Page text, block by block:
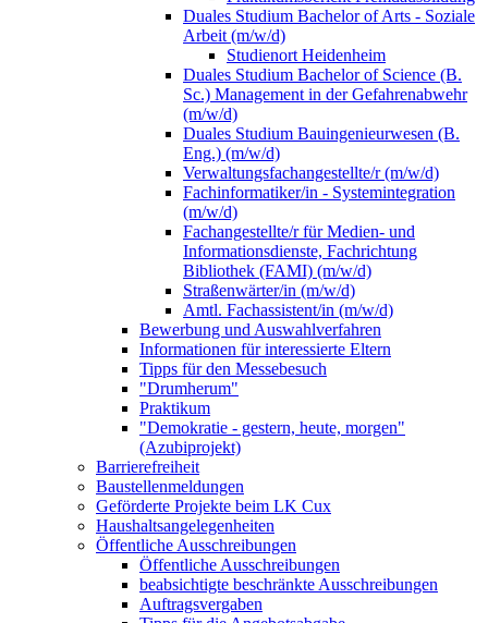
Duales Studium Bachelor of Arts - Soziale
Arbeit (m/w/d)
Studienort Heidenheim
Duales Studium Bachelor of Science (B.
Sc.) Management in der Gefahrenabwehr
(m/w/d)
Duales Studium Bauingenieurwesen (B.
Eng.) (m/w/d)
Verwaltungsfachangestellte/r (m/w/d)
Fachinformatiker/in - Systemintegration
(m/w/d)
Fachangestellte/r für Medien- und
Informationsdienste, Fachrichtung
Bibliothek (FAMI) (m/w/d)
Straßenwärter/in (m/w/d)
Amtl. Fachassistent/in (m/w/d)
Bewerbung und Auswahlverfahren
Informationen für interessierte Eltern
Tipps für den Messebesuch
"Drumherum"
Praktikum
"Demokratie - gestern, heute, morgen"
(Azubiprojekt)
Barrierefreiheit
Baustellenmeldungen
Geförderte Projekte beim LK Cux
Haushaltsangelegenheiten
Öffentliche Ausschreibungen
Öffentliche Ausschreibungen
beabsichtigte beschränkte Ausschreibungen
Auftragsvergaben